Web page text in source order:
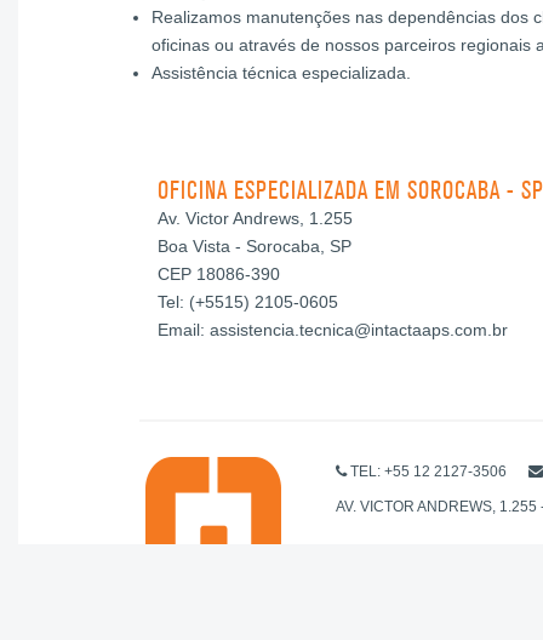
Realizamos manutenções nas dependências dos
oficinas ou através de nossos parceiros regionais
Assistência técnica especializada.
OFICINA ESPECIALIZADA EM SOROCABA - SP
Av. Victor Andrews, 1.255
Boa Vista - Sorocaba, SP
CEP 18086-390
Tel: (+5515) 2105-0605
Email: assistencia.tecnica@intactaaps.com.br
TEL: +55 12 2127-3506
AV. VICTOR ANDREWS,